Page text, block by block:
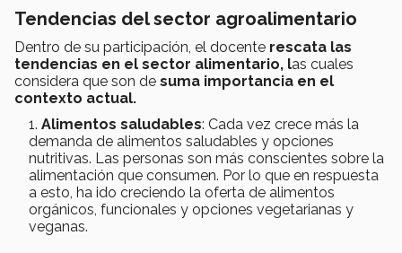
Tendencias del sector agroalimentario
Dentro de su participación, el docente rescata las
tendencias en el sector alimentario, las cuales
considera que son de suma importancia en el
contexto actual.
Alimentos saludables: Cada vez crece más la
demanda de alimentos saludables y opciones
nutritivas. Las personas son más conscientes sobre la
alimentación que consumen. Por lo que en respuesta
a esto, ha ido creciendo la oferta de alimentos
orgánicos, funcionales y opciones vegetarianas y
veganas.